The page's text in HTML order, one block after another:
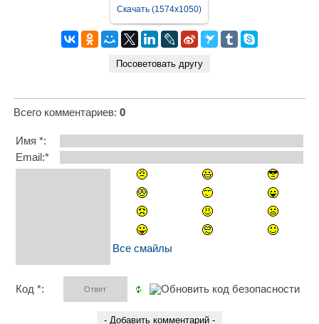
Скачать (1574x1050)
Всего комментариев: 0
Имя *:
Email:*
Все смайлы
Код *: